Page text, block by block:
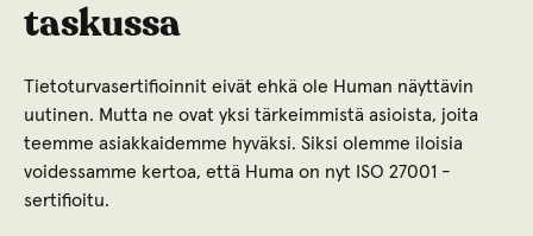
taskussa
Tietoturvasertifioinnit eivät ehkä ole Human näyttävin
uutinen. Mutta ne ovat yksi tärkeimmistä asioista, joita
teemme asiakkaidemme hyväksi. Siksi olemme iloisia
voidessamme kertoa, että Huma on nyt ISO 27001 -
sertifioitu.